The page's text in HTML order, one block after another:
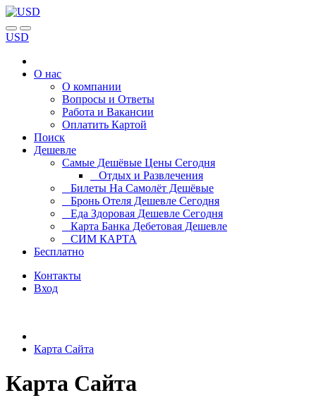
USD
О нас
О компании
Вопросы и Ответы
Работа и Вакансии
Оплатить Картой
Поиск
Дешевле
Самые Дешёвые Цены Сегодня
Отдых и Развлечения
Билеты На Самолёт Дешёвые
Бронь Отеля Дешевле Сегодня
Еда Здоровая Дешевле Сегодня
Карта Банка Дебетовая Дешевле
СИМ КАРТА
Бесплатно
Контакты
Вход
Карта Сайта
Карта Сайта